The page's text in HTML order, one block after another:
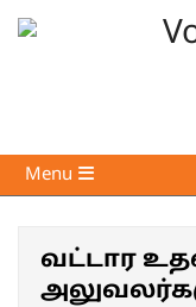
Skip
Voice
of
Primary
Navigation
Menu
வட்டார